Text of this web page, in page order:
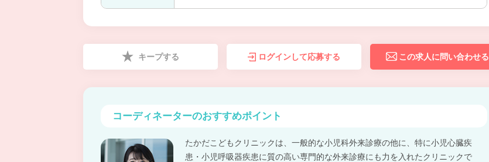
キープする ログインして応募する この求人に問い合わせる
コーディネーターのおすすめポイント
たかだこどもクリニックは、一般的な小児科外来診療の他に、特に小児心臓疾
患・小児呼吸器疾患に質の高い専門的な外来診療にも力を入れたクリニックで